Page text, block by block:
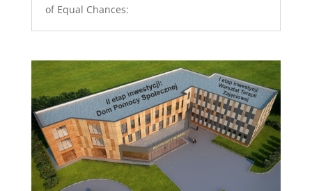
of Equal Chances: